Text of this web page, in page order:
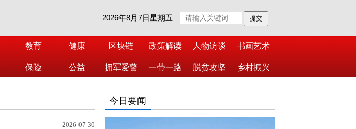
2026年8月7日星期五
教育 健康 区块链 政策解读 人物访谈 书画艺术
保险 公益 拥军爱警 一带一路 脱贫攻坚 乡村振兴
2026-07-30
今日要闻